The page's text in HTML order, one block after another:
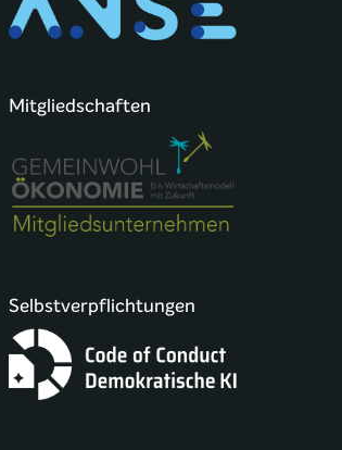
Mitgliedschaften
Selbstverpflichtungen